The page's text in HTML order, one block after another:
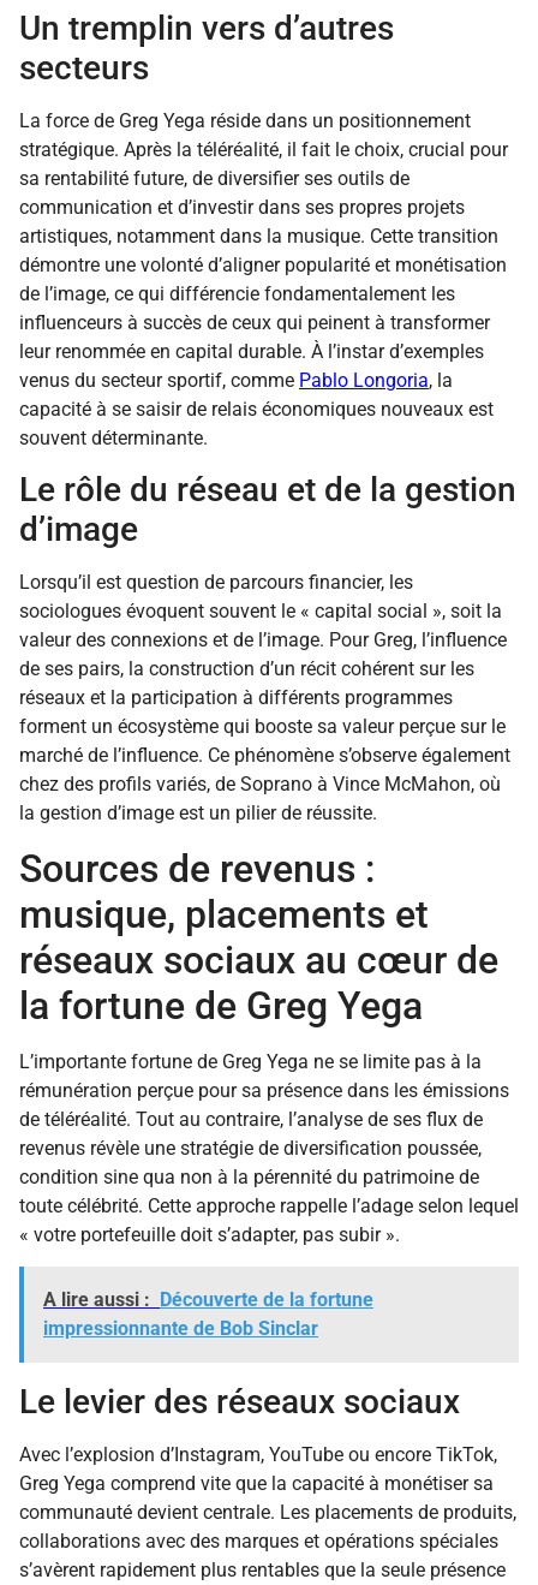
Un tremplin vers d’autres
secteurs
La force de Greg Yega réside dans un positionnement
stratégique. Après la téléréalité, il fait le choix, crucial pour
sa rentabilité future, de diversifier ses outils de
communication et d’investir dans ses propres projets
artistiques, notamment dans la musique. Cette transition
démontre une volonté d’aligner popularité et monétisation
de l’image, ce qui différencie fondamentalement les
influenceurs à succès de ceux qui peinent à transformer
leur renommée en capital durable. À l’instar d’exemples
venus du secteur sportif, comme Pablo Longoria, la
capacité à se saisir de relais économiques nouveaux est
souvent déterminante.
Le rôle du réseau et de la gestion
d’image
Lorsqu’il est question de parcours financier, les
sociologues évoquent souvent le « capital social », soit la
valeur des connexions et de l’image. Pour Greg, l’influence
de ses pairs, la construction d’un récit cohérent sur les
réseaux et la participation à différents programmes
forment un écosystème qui booste sa valeur perçue sur le
marché de l’influence. Ce phénomène s’observe également
chez des profils variés, de Soprano à Vince McMahon, où
la gestion d’image est un pilier de réussite.
Sources de revenus :
musique, placements et
réseaux sociaux au cœur de
la fortune de Greg Yega
L’importante fortune de Greg Yega ne se limite pas à la
rémunération perçue pour sa présence dans les émissions
de téléréalité. Tout au contraire, l’analyse de ses flux de
revenus révèle une stratégie de diversification poussée,
condition sine qua non à la pérennité du patrimoine de
toute célébrité. Cette approche rappelle l’adage selon lequel
« votre portefeuille doit s’adapter, pas subir ».
A lire aussi : Découverte de la fortune
impressionnante de Bob Sinclar
Le levier des réseaux sociaux
Avec l’explosion d’Instagram, YouTube ou encore TikTok,
Greg Yega comprend vite que la capacité à monétiser sa
communauté devient centrale. Les placements de produits,
collaborations avec des marques et opérations spéciales
s’avèrent rapidement plus rentables que la seule présence